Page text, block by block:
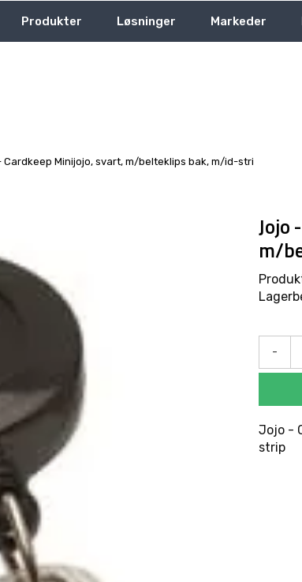
Produkter Løsninger Markeder
Cardkeep Minijojo, svart, m/belteklips bak, m/id-stri
Jojo
m/
-
Jojo -
strip